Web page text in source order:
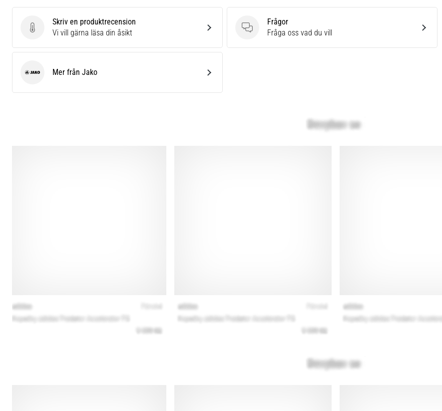
Skriv en produktrecension
Skriv en produktrecension
Vi vill gärna läsa din åsikt
Frågor
Frågor
Fråga oss vad du vill
Jako Mer från Jako